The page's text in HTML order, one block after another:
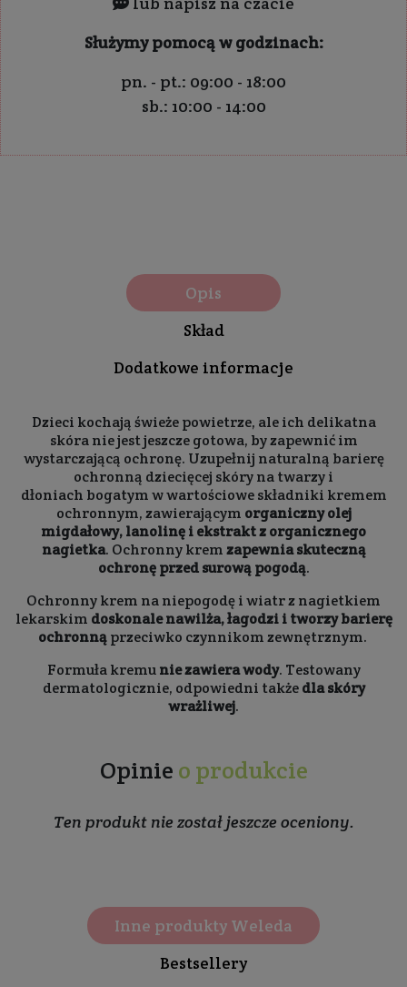
Służymy pomocą w godzinach:
pn. - pt.: 09:00 - 18:00
sb.: 10:00 - 14:00
Opis
Skład
Dodatkowe informacje
Dzieci kochają świeże powietrze, ale ich delikatna
skóra nie jest jeszcze gotowa, by zapewnić im
wystarczającą ochronę. Uzupełnij naturalną barierę
ochronną dziecięcej skóry na twarzy i
dłoniach bogatym w wartościowe składniki kremem
ochronnym, zawierającym organiczny olej
migdałowy, lanolinę i ekstrakt z organicznego
nagietka. Ochronny kremzapewnia skuteczną
ochronę przed surową pogodą.
Ochronny krem na niepogodę i wiatr z nagietkiem
lekarskim doskonale nawilża, łagodzi i tworzy barierę
ochronnąprzeciwko czynnikom zewnętrznym.
Formuła kremunie zawiera wody. Testowany
dermatologicznie, odpowiedni takżedla skóry
wrażliwej.
Opinie o produkcie
Ten produkt nie został jeszcze oceniony.
Inne produkty Weleda
Bestsellery